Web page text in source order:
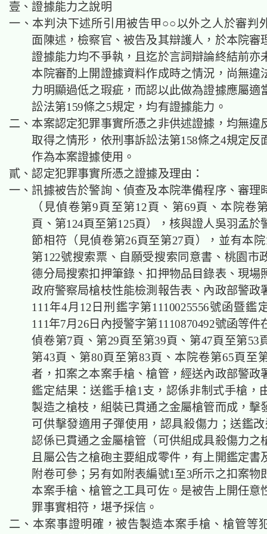
壹、證據能力之說明
一、本判決下述所引用被告甲○○以外之人於審判
面陳述，檢察官、被告及其辯護人，於本院審
證據能力均不爭執，且迄於言詞辯論終結前亦
本院審酌上開證據資料作成時之情況，尚無違
力明顯過低之瑕疵，而認以此做為證據應屬適
訟法第159條之5規定，均有證據能力。
二、本案認定犯罪事實所憑之非供述證據，均無違
取得之情形，依刑事訴訟法第158條之4規定反
作為本案證據使用。
貳、認定犯罪事實所憑之證據及理由：
一、訊據被告於警詢、偵查及本院準備程序、審理
（見偵卷第9頁至第12頁、第69頁、本院卷
頁、第124頁至第125頁），核與證人吳羽孟於
節相符（見偵卷第26頁至第27頁），並有本
第122號搜索票、自願受搜索同意書、桃園市
德分局搜索扣押筆錄、扣押物品目錄表、現場
政府警察局槍枝性能檢測報告表、內政部警政
111年4月12日刑鑑字第1110025556號函暨鑑
111年7月26日內授警字第1110870492號函等件
偵卷第7頁、第29頁至第39頁、第47頁至第53
第43頁、第80頁至第83頁、本院卷第65頁至
者，扣案之本案手槍、槍管，經送內政部警政
鑑定結果：送鑑手槍1支，認係非制式手槍，
製造之槍枝，組裝已貫通之金屬槍管而成，擊
可供擊發適用子彈使用，認具殺傷力；送鑑
認係已貫通之金屬槍管（可供組成具殺傷力之
且屬公告之槍砲主要組成零件，有上開鑑定書
附卷可參；另有如附表編號1至3所示之扣案物
本案手槍、槍管之工具可佐。是被告上開任意
罪事實相符，堪予採信。
二、本案事證明確，被告製造本案手槍、槍管等